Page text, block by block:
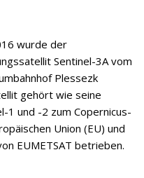
wurde der
Sentinel-3A vom
Plessezk
gehört wie seine
1 und -2 zum Copernicus-
Union (EU) und
EUMETSAT betrieben.